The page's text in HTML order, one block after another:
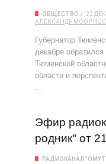
ОБЩЕСТВО
22
АЛЕКСАНДР МООР
Губернатор
декабря
Тюменской
области и
…
Эфир
родник" от
РАДИОКАНАЛ